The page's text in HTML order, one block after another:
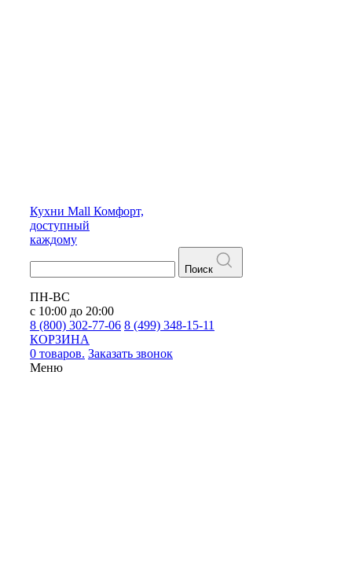
Кухни Mall Комфорт,
доступный
каждому
Поиск
ПН-ВС
с 10:00 до 20:00
8 (800) 302-77-06 8 (499) 348-15-11
КОРЗИНА
0 товаров. Заказать звонок
Меню